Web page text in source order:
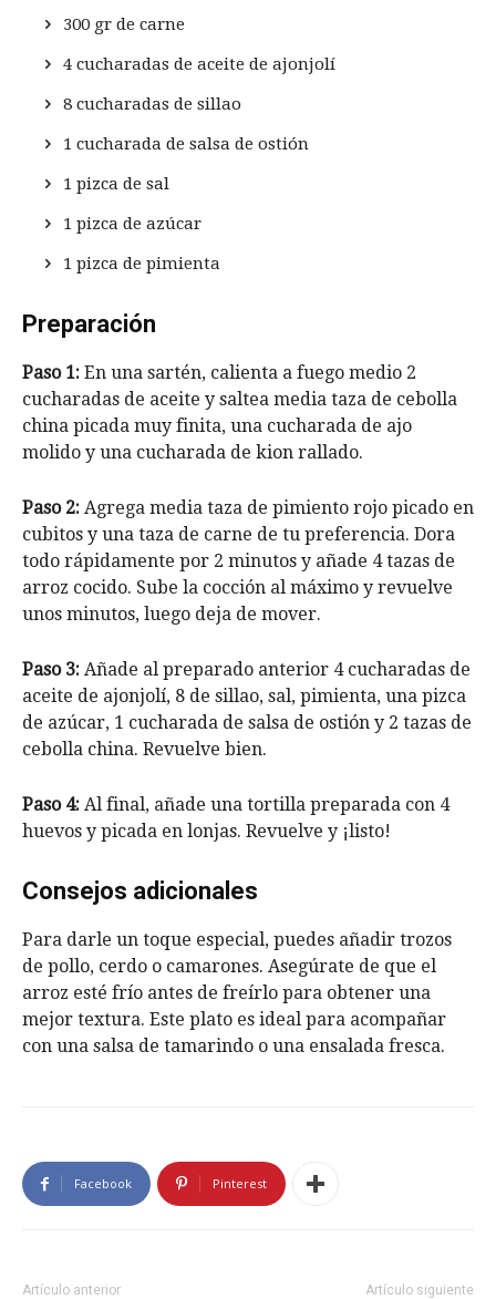
300 gr de carne
4 cucharadas de aceite de ajonjolí
8 cucharadas de sillao
1 cucharada de salsa de ostión
1 pizca de sal
1 pizca de azúcar
1 pizca de pimienta
Preparación
Paso 1: En una sartén, calienta a fuego medio 2
cucharadas de aceite y saltea media taza de cebolla
china picada muy finita, una cucharada de ajo
molido y una cucharada de kion rallado.
Paso 2: Agrega media taza de pimiento rojo picado en
cubitos y una taza de carne de tu preferencia. Dora
todo rápidamente por 2 minutos y añade 4 tazas de
arroz cocido. Sube la cocción al máximo y revuelve
unos minutos, luego deja de mover.
Paso 3: Añade al preparado anterior 4 cucharadas de
aceite de ajonjolí, 8 de sillao, sal, pimienta, una pizca
de azúcar, 1 cucharada de salsa de ostión y 2 tazas de
cebolla china. Revuelve bien.
Paso 4: Al final, añade una tortilla preparada con 4
huevos y picada en lonjas. Revuelve y ¡listo!
Consejos adicionales
Para darle un toque especial, puedes añadir trozos
de pollo, cerdo o camarones. Asegúrate de que el
arroz esté frío antes de freírlo para obtener una
mejor textura. Este plato es ideal para acompañar
con una salsa de tamarindo o una ensalada fresca.
Facebook Pinterest
Artículo anterior Artículo siguiente